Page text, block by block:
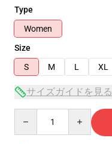
Type
Women
Size
S
M L XL
サイズガイドを見る